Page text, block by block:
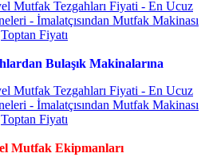
Bulaşık Makinalarına
Mutfak Ekipmanları